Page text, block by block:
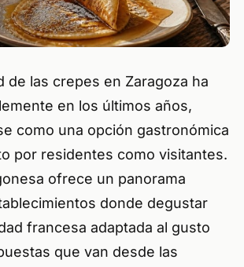
de las crepes en Zaragoza ha
en los últimos años,
como una opción gastronómica
por residentes como visitantes.
ofrece un panorama
donde degustar
francesa adaptada al gusto
que van desde las